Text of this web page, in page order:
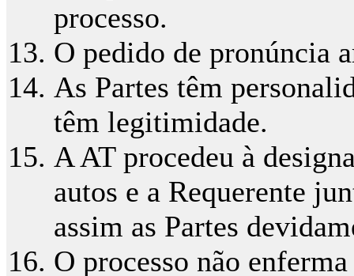
processo.
O pedido de pronúncia
As Partes têm
têm legitimidade.
A AT procedeu à
autos e a Requerente
assim as Partes
O processo não